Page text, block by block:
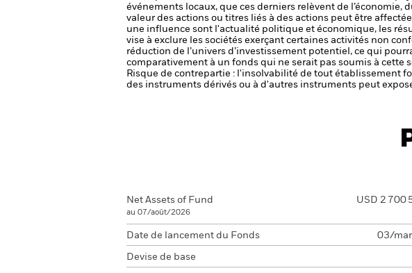
événements locaux, que ces derniers relèvent de
valeur des actions ou titres liés à des actions peut être
une influence sont l'actualité politique et économique, les
vise à exclure les sociétés exerçant certaines activités non
réduction de l’univers d’investissement potentiel, ce qui
comparativement à un fonds qui ne serait pas soumis à cette
Risque de contrepartie : l'insolvabilité de tout établissement
des instruments dérivés ou à d'autres instruments peut
Net Assets of Fund
au 07/août/2026
USD 2 700
Date de lancement du Fonds 03/
Devise de base